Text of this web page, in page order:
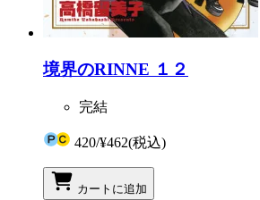
境界のRINNE １２
完結
420/¥462(税込)
カートに追加